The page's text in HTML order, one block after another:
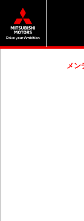
メン